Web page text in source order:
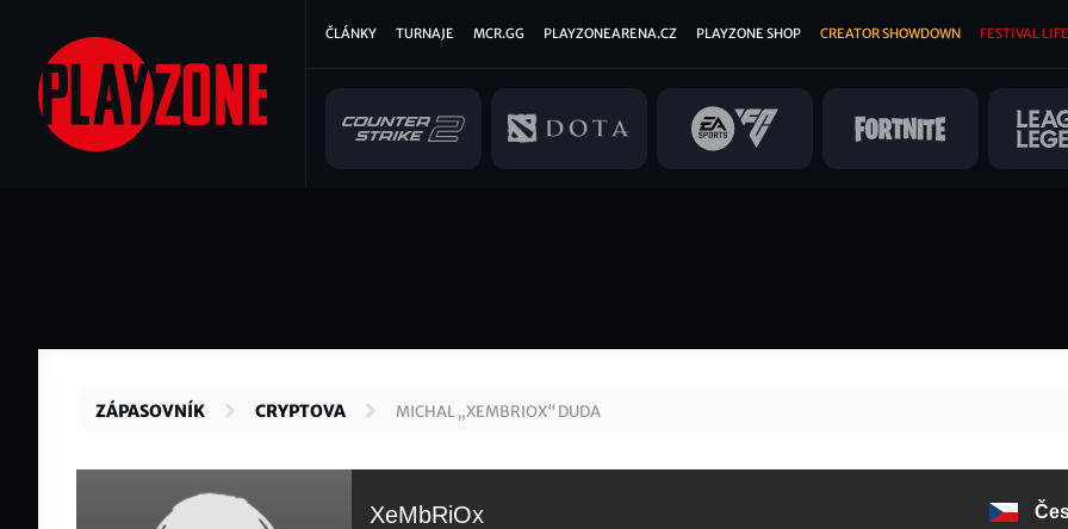
hlavnímu
obsahu
Hlavní
ČLÁNKY TURNAJE MCR.GG PLAYZONEARENA.CZ PLAYZONE SHOP CREATOR SHOWDOWN FESTIVAL
ZÁPASOVNÍK CRYPTOVA MICHAL „XEMBRIOX“ DUDA
XeMbRiOx